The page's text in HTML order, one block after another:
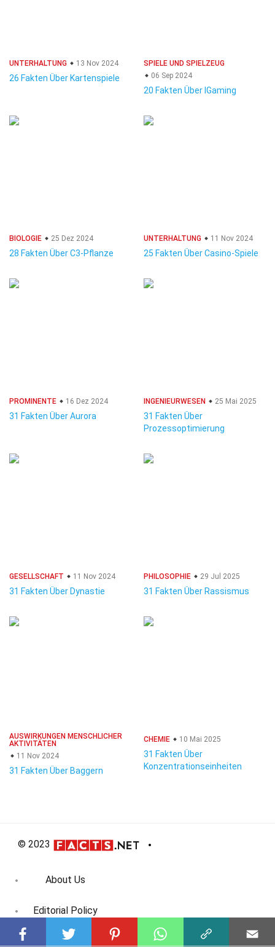
UNTERHALTUNG 13 Nov 2024
26 Fakten Über Kartenspiele
SPIELE UND SPIELZEUG
06 Sep 2024
20 Fakten Über IGaming
BIOLOGIE 25 Dez 2024
28 Fakten Über C3-Pflanze
UNTERHALTUNG 11 Nov 2024
25 Fakten Über Casino-Spiele
PROMINENTE 16 Dez 2024
31 Fakten Über Aurora
INGENIEURWESEN 25 Mai 2025
31 Fakten Über
Prozessoptimierung
GESELLSCHAFT 11 Nov 2024
31 Fakten Über Dynastie
PHILOSOPHIE 29 Jul 2025
31 Fakten Über Rassismus
AUSWIRKUNGEN MENSCHLICHER
AKTIVITÄTEN
11 Nov 2024
31 Fakten Über Baggern
CHEMIE 10 Mai 2025
31 Fakten Über
Konzentrationseinheiten
© 2023
About Us
Editorial Policy
Meet the Team